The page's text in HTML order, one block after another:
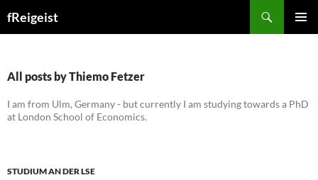
fReigeist
All posts by Thiemo Fetzer
I am from Ulm, Germany - but currently I am studying towards a PhD
at London School of Economics.
STUDIUM AN DER LSE